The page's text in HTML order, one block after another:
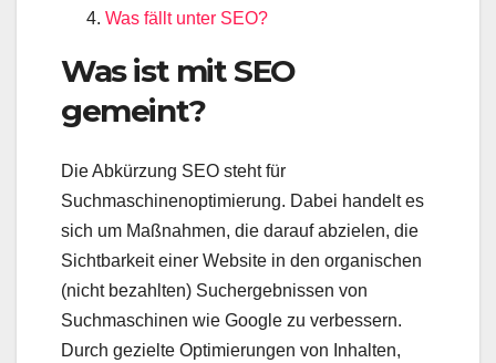
Was fällt unter SEO?
Was ist mit SEO
gemeint?
Die Abkürzung SEO steht für
Suchmaschinenoptimierung. Dabei handelt es
sich um Maßnahmen, die darauf abzielen, die
Sichtbarkeit einer Website in den organischen
(nicht bezahlten) Suchergebnissen von
Suchmaschinen wie Google zu verbessern.
Durch gezielte Optimierungen von Inhalten,